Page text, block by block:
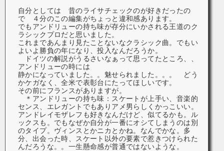
自分としては 昔のライサチェックのが好きだったの
で ４分のこの編集がちょっと違和感あります。
でもアンドリューの持ち味が存分にいかされる王道のク
ラシックプロだと思いました。
これまであんまり見たことないなクラシック曲。でもい
よいよ勝負の年になり、投入なんだろうか。
ドイツの解説がうるさいなぁって思ってたところ、、
アンドリューの時には
静かになっていました。。魅せられました。。。 どう
かケガなく、全米で表彰台にたってほしいです。
その前にフランスがありますが。
＊アンドリューの持ち味：スケートが上手い、音楽的
センス、エレガントでもありアメ男らしくかっこいい。
アンドレイモザレフも好きなんだけど、似てるかも。ル
ックスも。でもなぜか自分が一番にオシてしまうのは別
のタイプ。ヴィンスとかニカとかね。なんでかな。多
分、出会った時、スケート以外の要素で惹きつけられた
んだろうな。。一生懸命感が普通ではないような。